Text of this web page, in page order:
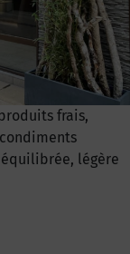
frais,
légère